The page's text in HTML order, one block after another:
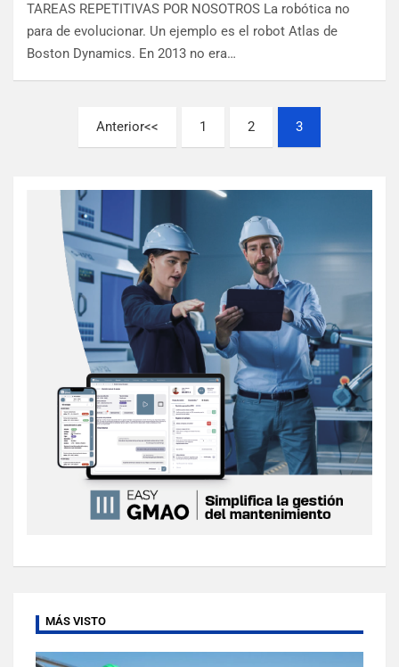
TAREAS REPETITIVAS POR NOSOTROS La robótica no
para de evolucionar. Un ejemplo es el robot Atlas de
Boston Dynamics. En 2013 no era…
Anterior 1 2 3
MÁS VISTO